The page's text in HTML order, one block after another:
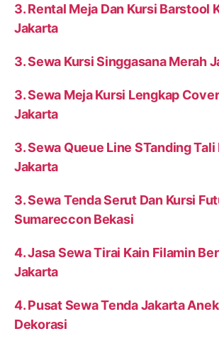
3. Rental Meja Dan Kursi Barstool
Jakarta
3. Sewa Kursi Singgasana Merah
3. Sewa Meja Kursi Lengkap
Jakarta
3. Sewa Queue Line STanding
Jakarta
3. Sewa Tenda Serut Dan Kursi
Sumareccon Bekasi
4. Jasa Sewa Tirai Kain Filamin
Jakarta
4. Pusat Sewa Tenda Jakarta
Dekorasi